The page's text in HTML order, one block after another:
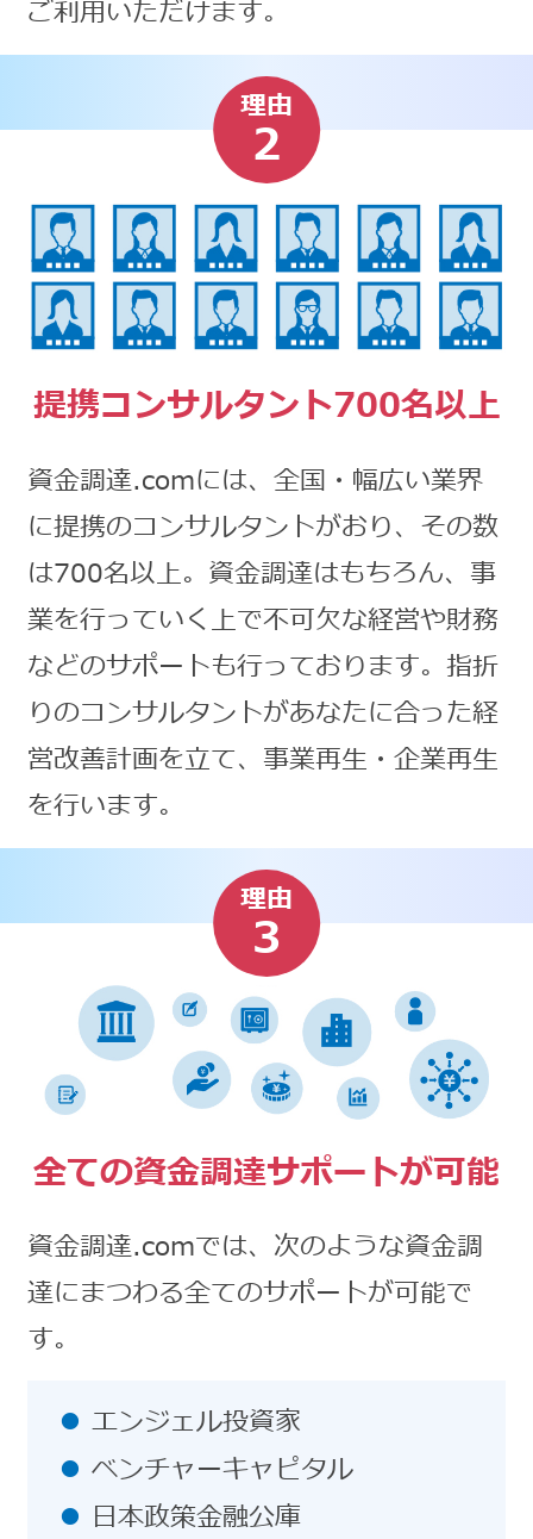
ご利用いただけます。
理由
2
提携コンサルタント700名以上
資金調達.comには、全国・幅広い業界
に提携のコンサルタントがおり、その数
は700名以上。資金調達はもちろん、事
業を行っていく上で不可欠な経営や財務
などのサポートも行っております。指折
りのコンサルタントがあなたに合った経
営改善計画を立て、事業再生・企業再生
を行います。
理由
3
全ての資金調達サポートが可能
資金調達.comでは、次のような資金調
達にまつわる全てのサポートが可能で
す。
エンジェル投資家
ベンチャーキャピタル
日本政策金融公庫